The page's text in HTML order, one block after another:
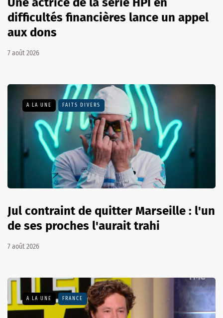
difficultés financières lance un appel
aux dons
7 août 2026
A LA UNE FAITS DIVERS
Jul contraint de quitter Marseille : l'un
de ses proches l'aurait trahi
7 août 2026
A LA UNE FRANCE